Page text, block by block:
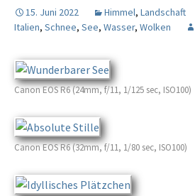
15. Juni 2022 Himmel, Landschaft
Italien, Schnee, See, Wasser, Wolken
Canon EOS R6 (24mm, f/11, 1/125 sec, ISO100)
Canon EOS R6 (32mm, f/11, 1/80 sec, ISO100)